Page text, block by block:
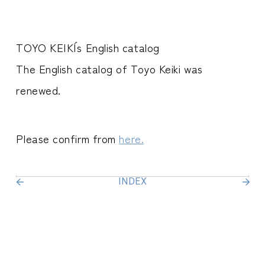
TOYO KEIKI´s English catalog
The English catalog of Toyo Keiki was
renewed.
Please confirm from here.
INDEX